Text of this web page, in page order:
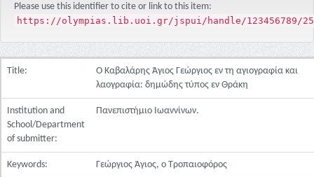
Please use this identifier to cite or link to this item:
https://olympias.lib.uoi.gr/jspui/handle/123456789/
Title:
Ο Καβαλάρης Άγιος Γεώργιος εν τη αγιογραφία και
λαογραφία: δημώδης τύπος εν Θράκη
Institution and
School/Department
of submitter:
Πανεπιστήμιο Ιωαννίνων.
Keywords: Γεώργιος Άγιος, ο Τροπαιοφόρος